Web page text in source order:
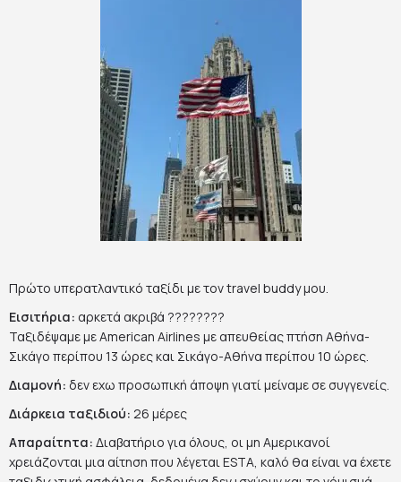
Πρώτο υπερατλαντικό ταξίδι με τον travel buddy μου.
Εισιτήρια: αρκετά ακριβά ????????
Ταξιδέψαμε με American Airlines με απευθείας πτήση Αθήνα-
Σικάγο περίπου 13 ώρες και Σικάγο-Αθήνα περίπου 10 ώρες.
Διαμονή: δεν εχω προσωπική άποψη γιατί μείναμε σε συγγενείς.
Διάρκεια ταξιδιού: 26 μέρες
Απαραίτητα: Διαβατήριο για όλους, οι μη Αμερικανοί
χρειάζονται μια αίτηση που λέγεται ESTA, καλό θα είναι να έχετε